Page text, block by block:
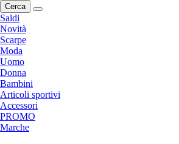
Cerca
Saldi
Novità
Scarpe
Moda
Uomo
Donna
Bambini
Articoli sportivi
Accessori
PROMO
Marche